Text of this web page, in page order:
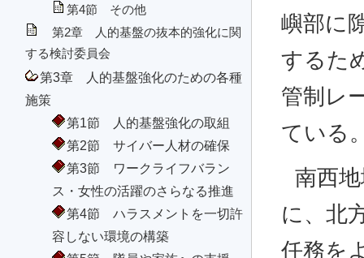
第4節 その他
第2章 人的基盤の抜本的強化に関
する検討委員会
第3章 人的基盤強化のための各種
施策
第1節 人的基盤強化の取組
第2節 サイバー人材の確保
第3節 ワークライフバラン
ス・女性の活躍のさらなる推進
第4節 ハラスメントを一切許
容しない環境の構築
嶼部に
するた
管制レ
ている
南西
に、北
任務を